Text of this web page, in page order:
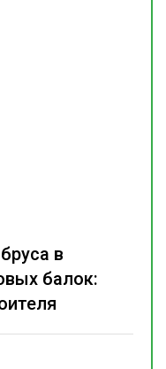
в
балок: